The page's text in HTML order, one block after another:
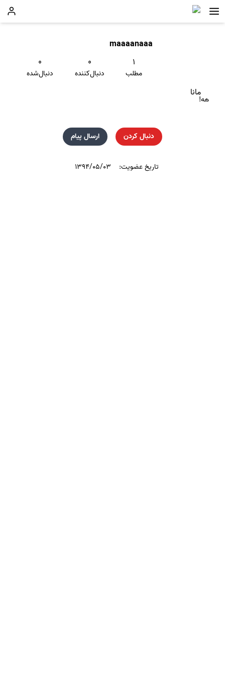
maaaanaaa
۱
مطلب
۰
دنبال‌کننده
۰
دنبال‌شده
مانا
هه!
دنبال کردن ارسال پیام
تاریخ عضویت: ۱۳۹۴/۰۵/۰۳